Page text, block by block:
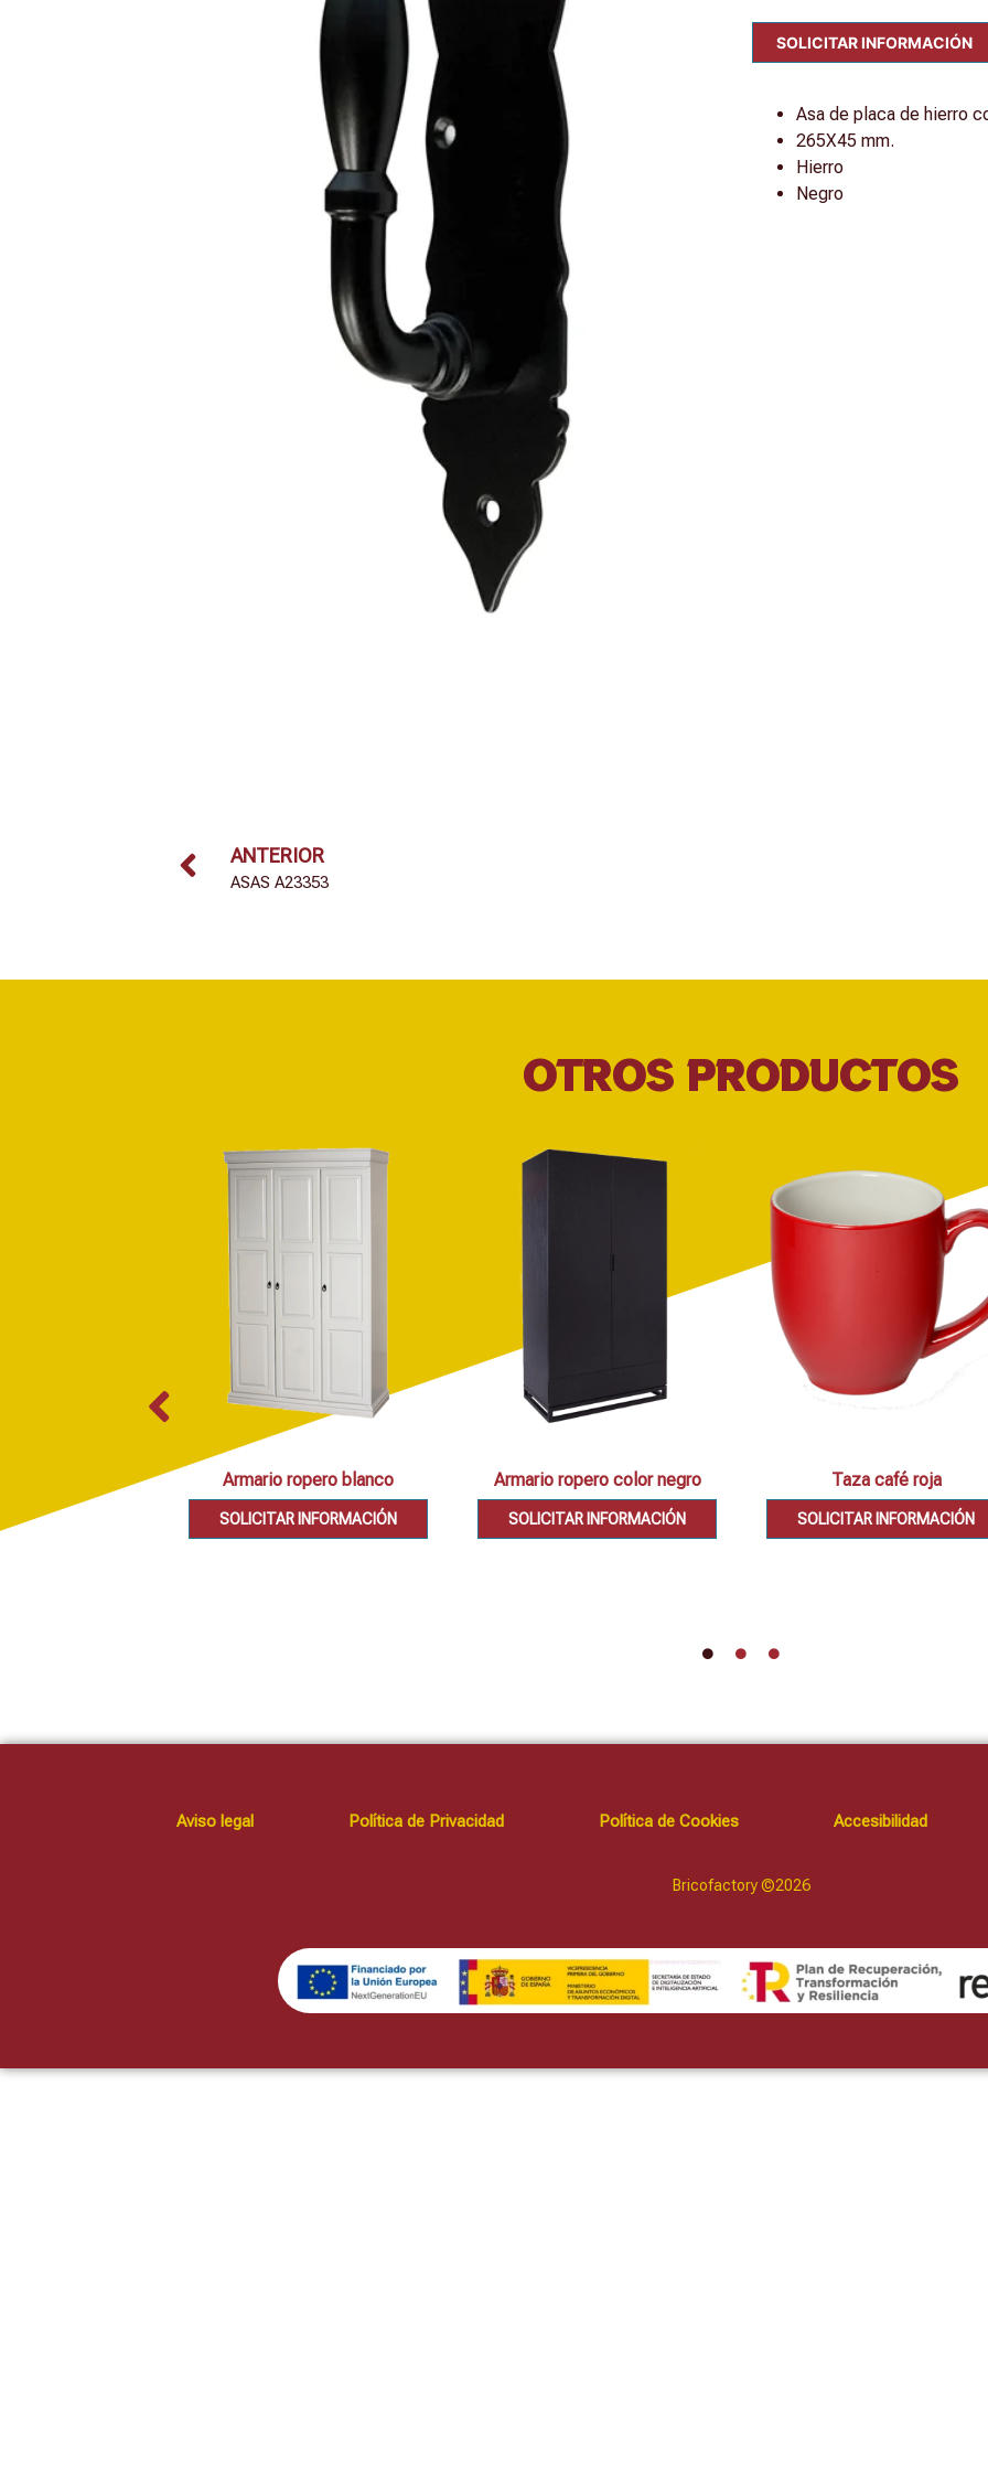
SOLICITAR INFORMACIÓN
Asa de placa de hierro
265X45 mm.
Hierro
Negro
ANTERIOR
ASAS A23353
OTROS PRODUCTOS
Armario ropero blanco
SOLICITAR INFORMACIÓN
Armario ropero color negro
SOLICITAR INFORMACIÓN
Taza café roja
SOLICITAR INFORMACIÓN
Aviso legal Política de Privacidad Política de Cookies Accesibilidad
Bricofactory ©2026